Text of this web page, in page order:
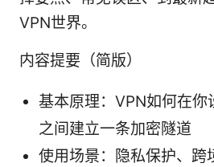
VPN世界。
内容提要（简版）
基本原理：VPN如何在你
之间建立一条加密隧道
使用场景：隐私保护、跨